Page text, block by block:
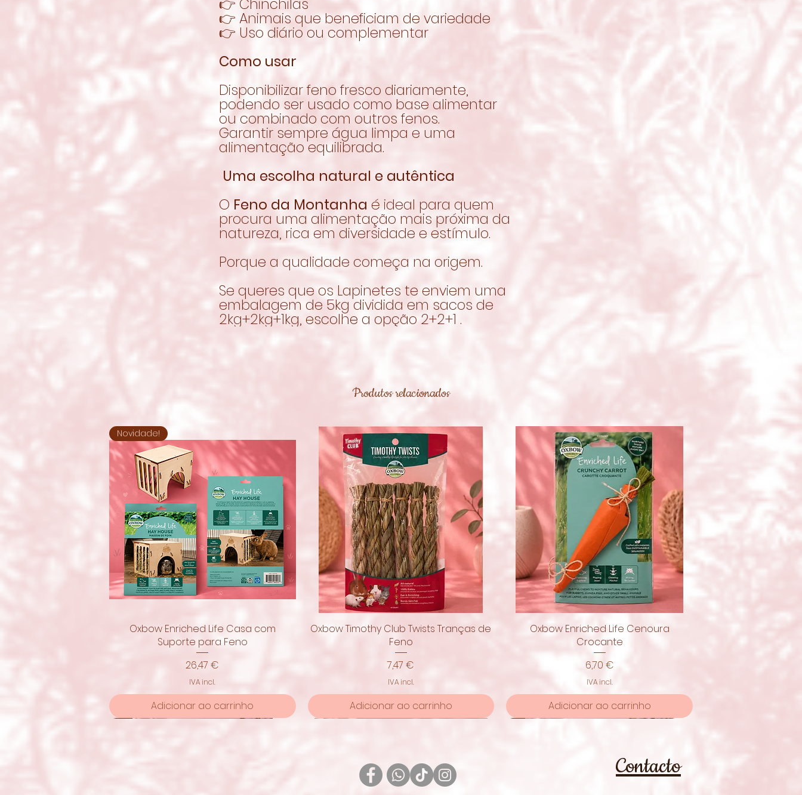
👉 Chinchilas
👉 Animais que beneficiam de variedade
👉 Uso diário ou complementar
Como usar
Disponibilizar feno fresco diariamente,
podendo ser usado como base alimentar
ou combinado com outros fenos.
Garantir sempre água limpa e uma
alimentação equilibrada.
Uma escolha natural e autêntica
O Feno da Montanha é ideal para quem
procura uma alimentação mais próxima da
natureza, rica em diversidade e estímulo.
Porque a qualidade começa na origem.
Se queres que os Lapinetes te enviem uma
embalagem de 5kg dividida em sacos de
2kg+2kg+1kg, escolhe a opção 2+2+1 .
Produtos relacionados
Visualização rápida
Novidade!
Oxbow Enriched Life Casa com
Suporte para Feno
Preço
26,47 €
IVA incl.
Adicionar ao carrinho
Visualização rápida
Oxbow Timothy Club Twists Tranças de
Feno
Preço
7,47 €
IVA incl.
Adicionar ao carrinho
Visualização rápida
Oxbow Enriched Life Cenoura
Crocante
Preço
6,70 €
IVA incl.
Adicionar ao carrinho
Contacto